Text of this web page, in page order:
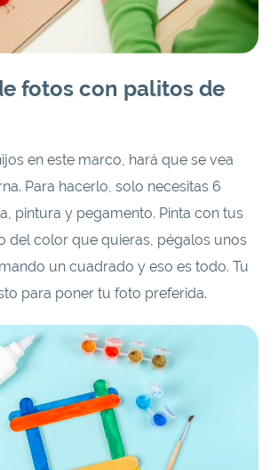
fotos con palitos de
en este marco, hará que se vea
Para hacerlo, solo necesitas 6
pintura y pegamento. Pinta con tus
del color que quieras, pégalos unos
un cuadrado y eso es todo. Tu
para poner tu foto preferida.